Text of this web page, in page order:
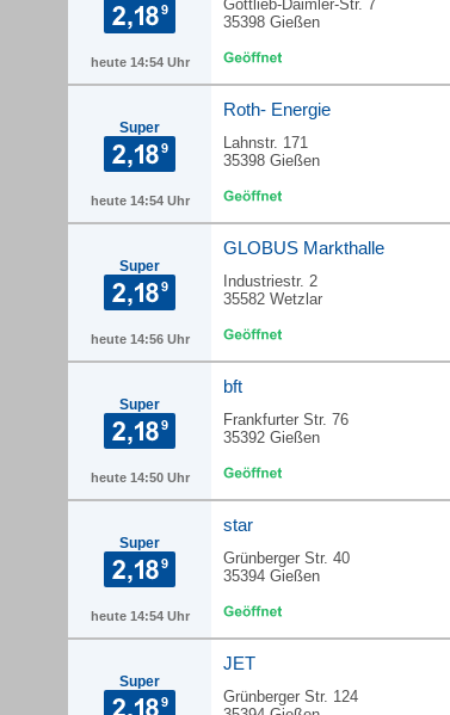
heute 14:54 Uhr
Gottlieb-Daimler-Str. 7
35398 Gießen
Super
heute 14:54 Uhr
Roth- Energie
Lahnstr. 171
35398 Gießen
Super
heute 14:56 Uhr
GLOBUS Markthalle
Industriestr. 2
35582 Wetzlar
Super
heute 14:50 Uhr
bft
Frankfurter Str. 76
35392 Gießen
Super
heute 14:54 Uhr
star
Grünberger Str. 40
35394 Gießen
Super
JET
Grünberger Str. 124